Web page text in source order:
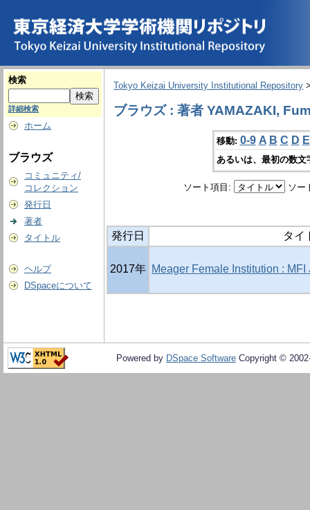
検索
詳細検索
ホーム
ブラウズ
コミュニティ/
コレクション
発行日
著者
タイトル
ヘルプ
DSpaceについて
Tokyo Keizai University Institutional Repository
ブラウズ : 著者 YAMAZAKI,
移動: 0-9 A B C D E
あるいは、最初の数
ソート項目: ソー
発行日 タイ
2017年 Meager Female Institution :
Powered by DSpace Software Copyright ©